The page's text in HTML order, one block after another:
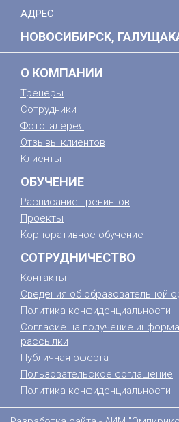
АДРЕС
НОВОСИБИРСК,
О КОМПАНИИ
Тренеры
Сотрудники
Фотогалерея
Отзывы клиентов
Клиенты
ОБУЧЕНИЕ
Расписание тренингов
Проекты
Корпоративное обучение
СОТРУДНИЧЕСТВО
Контакты
Сведения об образовательной
Политика конфиденциальности
Согласие на получение
рассылки
Публичная оферта
Пользовательское соглашение
Политика конфиденциальности